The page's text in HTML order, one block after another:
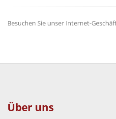
Besuchen Sie unser Internet-
Über uns